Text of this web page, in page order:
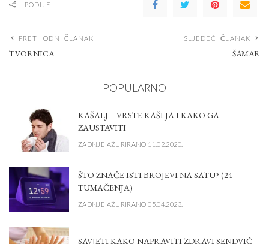
PODIJELI
PRETHODNI ČLANAK
TVORNICA
SLJEDEĆI ČLANAK
ŠAMAR
POPULARNO
KAŠALJ – VRSTE KAŠLJA I KAKO GA
ZAUSTAVITI
ZADNJE AŽURIRANO 11.02.2020.
ŠTO ZNAČE ISTI BROJEVI NA SATU? (24
TUMAČENJA)
ZADNJE AŽURIRANO 05.04.2023.
SAVJETI KAKO NAPRAVITI ZDRAVI SENDVIČ